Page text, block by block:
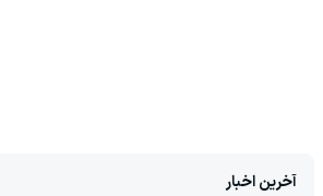
آخرین اخبار